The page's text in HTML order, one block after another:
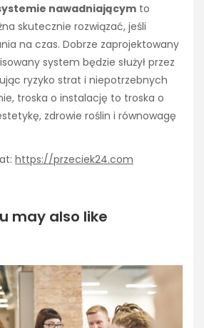
nawadniającym to
skutecznie rozwiązać, jeśli
na czas. Dobrze zaprojektowany
system będzie służył przez
ryzyko strat i niepotrzebnych
troska o instalację to troska o
zdrowie roślin i równowagę
https://przeciek24.com
may also like